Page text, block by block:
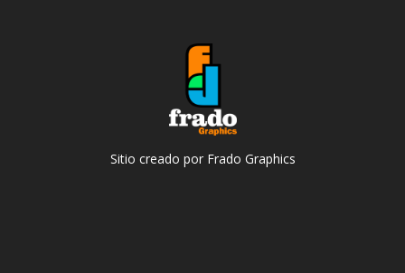
Sitio creado por Frado Graphics